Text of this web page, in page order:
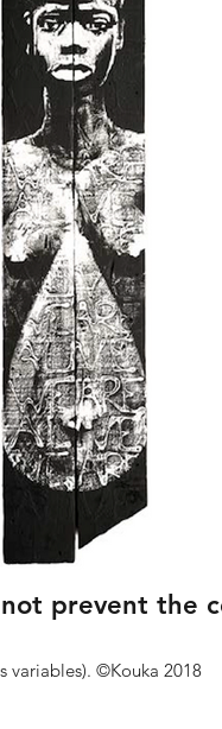
prevent the
variables). ©Kouka 2018